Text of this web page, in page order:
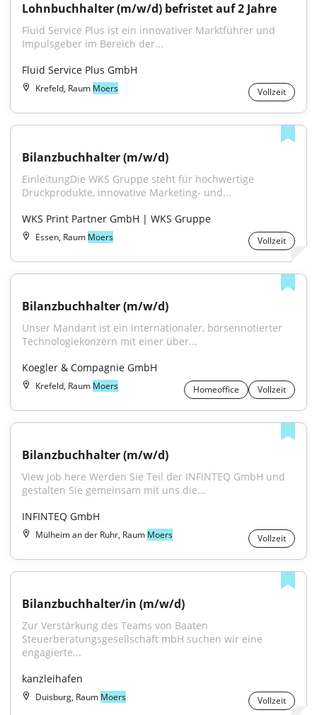
Lohnbuchhalter (m/w/d) befristet auf 2 Jahre
Fluid Service Plus ist ein innovativer Marktführer und
Impulsgeber im Bereich der...
Fluid Service Plus GmbH
Krefeld, Raum Moers Vollzeit
Bilanzbuchhalter (m/w/d)
EinleitungDie WKS Gruppe steht für hochwertige
Druckprodukte, innovative Marketing- und...
WKS Print Partner GmbH | WKS Gruppe
Essen, Raum Moers Vollzeit
Bilanzbuchhalter (m/w/d)
Unser Mandant ist ein internationaler, börsennotierter
Technologiekonzern mit einer über...
Koegler & Compagnie GmbH
Krefeld, Raum Moers Homeoffice Vollzeit
Bilanzbuchhalter (m/w/d)
View job here Werden Sie Teil der INFINTEQ GmbH und
gestalten Sie gemeinsam mit uns die...
INFINTEQ GmbH
Mülheim an der Ruhr, Raum Moers Vollzeit
Bilanzbuchhalter/in (m/w/d)
Zur Verstärkung des Teams von Baaten
Steuerberatungsgesellschaft mbH suchen wir eine
engagierte...
kanzleihafen
Duisburg, Raum Moers Vollzeit